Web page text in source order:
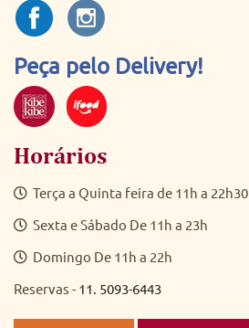
Peça pelo Delivery!
Horários
Terça a Quinta feira de 11h a 22h30
Sexta e Sábado De 11h a 23h
Domingo De 11h a 22h
Reservas - 11. 5093-6443